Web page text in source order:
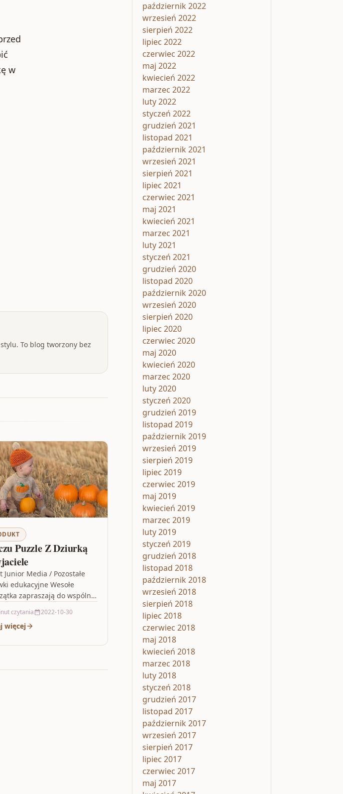
w
To blog tworzony bez
Puzzle Z Dziurką
Junior Media / Pozostałe
edukacyjne Wesołe
zapraszają do wspólnej
się jako pierwsze puzzle
Składa się 12…
czytania 2022-10-30
więcej
październik 2022
wrzesień 2022
sierpień 2022
lipiec 2022
czerwiec 2022
maj 2022
kwiecień 2022
marzec 2022
luty 2022
styczeń 2022
grudzień 2021
listopad 2021
październik 2021
wrzesień 2021
sierpień 2021
lipiec 2021
czerwiec 2021
maj 2021
kwiecień 2021
marzec 2021
luty 2021
styczeń 2021
grudzień 2020
listopad 2020
październik 2020
wrzesień 2020
sierpień 2020
lipiec 2020
czerwiec 2020
maj 2020
kwiecień 2020
marzec 2020
luty 2020
styczeń 2020
grudzień 2019
listopad 2019
październik 2019
wrzesień 2019
sierpień 2019
lipiec 2019
czerwiec 2019
maj 2019
kwiecień 2019
marzec 2019
luty 2019
styczeń 2019
grudzień 2018
listopad 2018
październik 2018
wrzesień 2018
sierpień 2018
lipiec 2018
czerwiec 2018
maj 2018
kwiecień 2018
marzec 2018
luty 2018
styczeń 2018
grudzień 2017
listopad 2017
październik 2017
wrzesień 2017
sierpień 2017
lipiec 2017
czerwiec 2017
maj 2017